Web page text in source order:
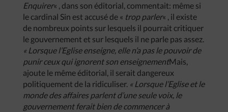
Enquirer« , dans son éditorial, commentait: même si
le cardinal Sin est accusé de « trop parler« , il existe
de nombreux points sur lesquels il pourrait critiquer
le gouvernement et sur lesquels il ne parle pas assez.
« Lorsque l’Eglise enseigne, elle n’a pas le pouvoir de
punir ceux qui ignorent son enseignementMais,
ajoute le même éditorial, il serait dangereux
politiquement de la ridiculiser. « Lorsque l’Eglise et le
monde des affaires parlent d’une seule voix, le
gouvernement ferait bien de commencer à